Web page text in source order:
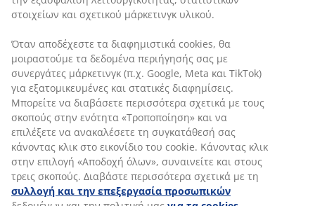
Γνώρισε έναν από τους πωλητές μας και μάθε περισσότερα
για την εργασία στα καταστήματά μαςεδώ
ΤΙ ΘΑ ΠΡΕΠΕΙ ΝΑ ΔΙΑΘΕΤΕΙΣ
Είσαι εξωστρεφής και ενθουσιώδης και σου αρέσει να
προσφέρεις την καλύτερη αγοραστική εμπειρία στους
πελάτες μας
Κυνηγάς τους στόχους σου και δεν χάνεις ευκαιρία για
πώληση
Σου αρέσει να παίρνεις πρωτοβουλίες, ακούς τις
ανάγκες του πελάτη και προτείνεις λύσεις
Είσαι ομαδικός/ή και καλός/ή συνάδελφος – σου αρέσει
να κάνεις το κάτι παραπάνω μαζί με την ομάδα
προκειμένου να επιτύχετε εξαιρετικά αποτελέσματα
Σου αρέσουν οι γρήγοροι ρυθμοί και είσαι ευέλικτος/η,
στοιχείων και σχετικού μάρκετινγκ υλικού.
Όταν αποδέχεστε τα διαφημιστικά cookies, θα
μοιραστούμε τα δεδομένα περιήγησής σας με
συνεργάτες μάρκετινγκ (π.χ. Google, Meta και TikTok)
για εξατομικευμένες και στατικές διαφημίσεις.
Μπορείτε να διαβάσετε περισσότερα σχετικά με τους
σκοπούς στην ενότητα «Τροποποίηση» και να
επιλέξετε να ανακαλέσετε τη συγκατάθεσή σας
κάνοντας κλικ στο εικονίδιο του cookie. Κάνοντας κλικ
στην επιλογή «Αποδοχή όλων», συναινείτε και στους
τρεις σκοπούς. Διαβάστε περισσότερα σχετικά με τη
συλλογή και την επεξεργασία προσωπικών